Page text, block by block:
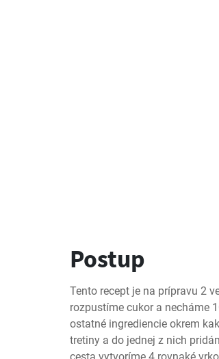
Postup
Tento recept je na prípravu 2
rozpustíme cukor a necháme
ostatné ingrediencie okrem
tretiny a do jednej z nich